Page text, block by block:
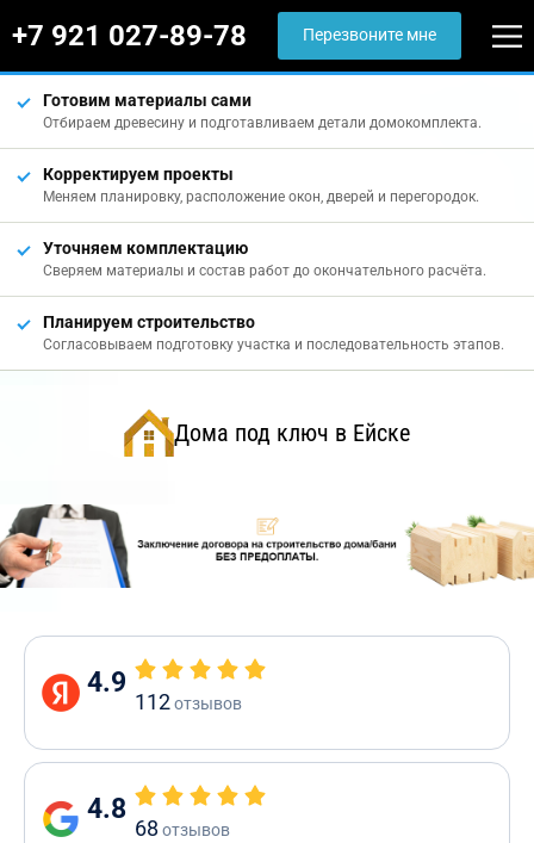
+7 921 027-89-78 Перезвоните мне
Готовим материалы сами
Отбираем древесину и подготавливаем детали домокомплекта.
Корректируем проекты
Меняем планировку, расположение окон, дверей и перегородок.
Уточняем комплектацию
Сверяем материалы и состав работ до окончательного расчёта.
Планируем строительство
Согласовываем подготовку участка и последовательность этапов.
Дома под ключ в Ейске
4.9
112отзывов
4.8
68 отзывов